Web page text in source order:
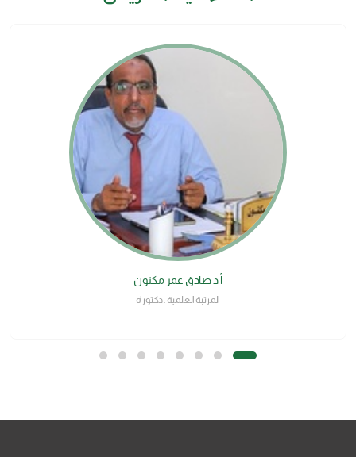
د. عبدالله عوض بن سميط
المرتبة العلمية : دكتوراه